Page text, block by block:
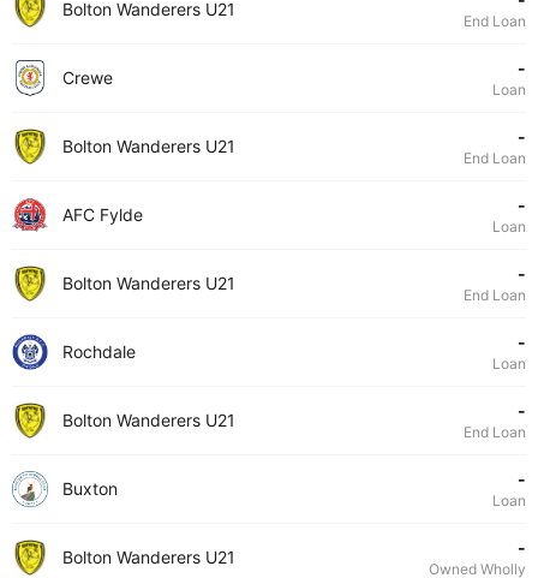
Bolton Wanderers U21
End Loan
Crewe -
Loan
Bolton Wanderers U21 -
End Loan
AFC Fylde -
Loan
Bolton Wanderers U21 -
End Loan
Rochdale -
Loan
Bolton Wanderers U21 -
End Loan
Buxton -
Loan
Bolton Wanderers U21 -
Owned Wholly